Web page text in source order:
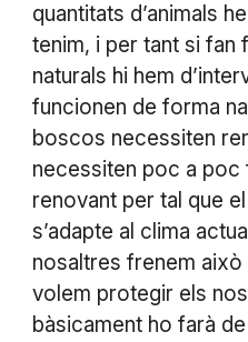
quantitats d’animals
tenim, i per tant si fan
naturals hi hem
funcionen de forma
boscos necessiten
necessiten poc a poc
renovant per tal que
s’adapte al clima
nosaltres frenem
volem protegir els
bàsicament ho farà